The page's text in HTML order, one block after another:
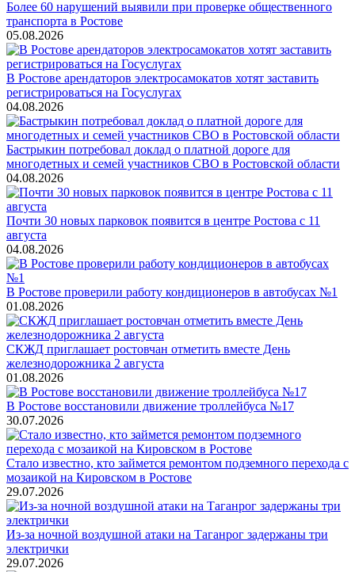
Более 60 нарушений выявили при проверке общественного
транспорта в Ростове
05.08.2026
В Ростове арендаторов электросамокатов хотят заставить
регистрироваться на Госуслугах
04.08.2026
Бастрыкин потребовал доклад о платной дороге для
многодетных и семей участников СВО в Ростовской области
04.08.2026
Почти 30 новых парковок появится в центре Ростова с 11
августа
04.08.2026
В Ростове проверили работу кондиционеров в автобусах №1
01.08.2026
СКЖД приглашает ростовчан отметить вместе День
железнодорожника 2 августа
01.08.2026
В Ростове восстановили движение троллейбуса №17
30.07.2026
Стало известно, кто займется ремонтом подземного перехода с
мозаикой на Кировском в Ростове
29.07.2026
Из-за ночной воздушной атаки на Таганрог задержаны три
электрички
29.07.2026